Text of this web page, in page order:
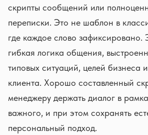
скрипты сообщений или
переписки. Это не шаблон в
где каждое слово зафиксировано.
гибкая логика общения,
типовых ситуаций, целей бизнеса
клиента. Хорошо составленный
менеджеру держать диалог в
важного, и при этом сохранять
персональный подход.